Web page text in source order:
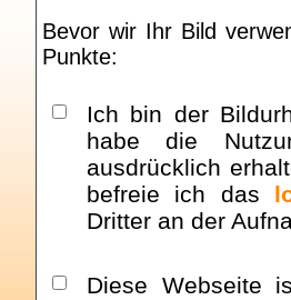
Bevor wir Ihr Bild
Punkte:
Ich bin der
habe die
ausdrücklich
befreie ich das
Dritter an der
Diese Webseite